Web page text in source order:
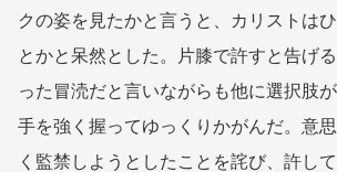
クの姿を見たかと言うと、カリストは
とかと呆然とした。片膝で許すと告げ
った冒涜だと言いながらも他に選択肢
手を強く握ってゆっくりかがんだ。意
く監禁しようとしたことを詫び、許し